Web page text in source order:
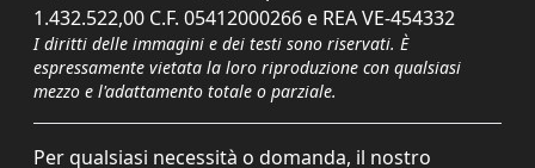
1.432.522,00 C.F. 05412000266 e REA VE-454332
I diritti delle immagini e dei testi sono riservati. È
espressamente vietata la loro riproduzione con qualsiasi
mezzo e l'adattamento totale o parziale.
Per qualsiasi necessità o domanda, il nostro